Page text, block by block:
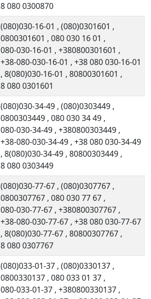
8 080 0300870
(080)030-16-01 , (080)0301601 ,
0800301601 , 080 030 16 01 ,
080-030-16-01 , +380800301601 ,
+38-080-030-16-01 , +38 080 030-16-01
, 8(080)030-16-01 , 80800301601 ,
8 080 0301601
(080)030-34-49 , (080)0303449 ,
0800303449 , 080 030 34 49 ,
080-030-34-49 , +380800303449 ,
+38-080-030-34-49 , +38 080 030-34-49
, 8(080)030-34-49 , 80800303449 ,
8 080 0303449
(080)030-77-67 , (080)0307767 ,
0800307767 , 080 030 77 67 ,
080-030-77-67 , +380800307767 ,
+38-080-030-77-67 , +38 080 030-77-67
, 8(080)030-77-67 , 80800307767 ,
8 080 0307767
(080)033-01-37 , (080)0330137 ,
0800330137 , 080 033 01 37 ,
080-033-01-37 , +380800330137 ,